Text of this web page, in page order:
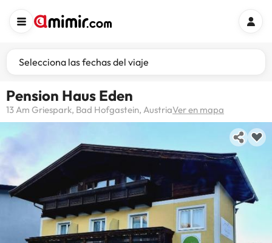
Selecciona las fechas del viaje
Pension Haus Eden
13 Am Griespark, Bad Hofgastein, AustriaVer en mapa